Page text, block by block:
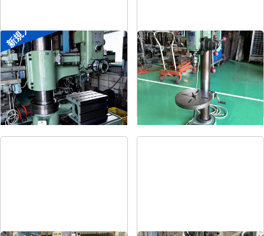
新規入荷
ラジアルボール盤
メーカー 森精機
形 式 YR3-115
年 式-
卓上ボール盤
メーカー 吉良
形 式KRT-340
式-